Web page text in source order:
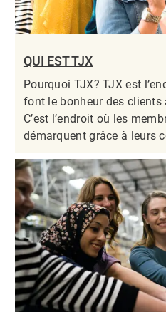
QUI EST TJX
Pourquoi TJX? TJX est
font le bonheur des clients
C’est l’endroit où les
démarquent grâce à leurs